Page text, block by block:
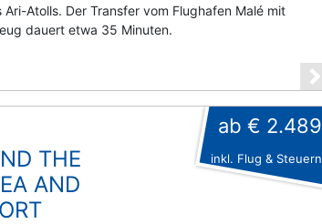
Ari-Atolls. Der Transfer vom Flughafen Malé mit
dauert etwa 35 Minuten.
THE
AND
ab € 2.489
inkl. Flug & Steuern